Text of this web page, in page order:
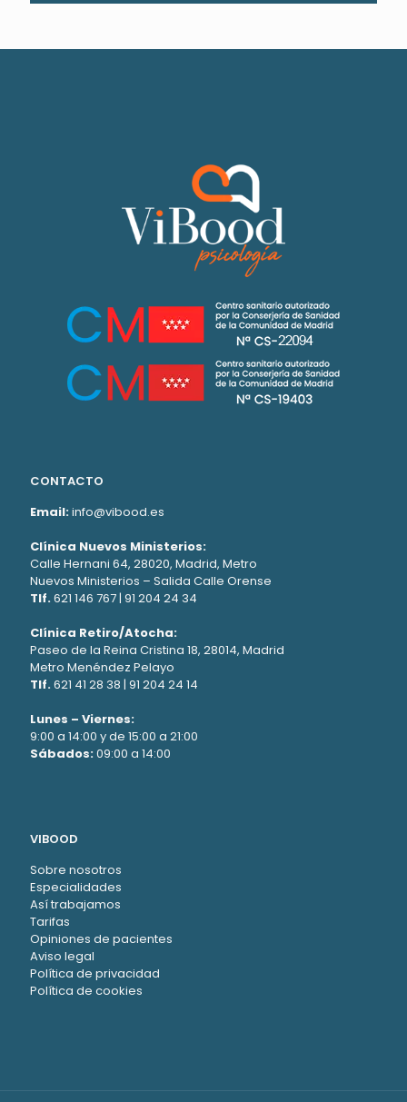
CONTACTO
Email:info@vibood.es
Clínica Nuevos Ministerios:
Calle Hernani 64, 28020, Madrid, Metro
Nuevos Ministerios – Salida Calle Orense
Tlf.621 146 767| 91 204 24 34
Clínica Retiro/Atocha:
Paseo de la Reina Cristina 18, 28014, Madrid
Metro Menéndez Pelayo
Tlf.621 41 28 38 | 91 204 24 14
Lunes – Viernes:
9:00 a 14:00 y de 15:00 a 21:00
Sábados:09:00 a 14:00
VIBOOD
Sobre nosotros
Especialidades
Así trabajamos
Tarifas
Opiniones de pacientes
Aviso legal
Política de privacidad
Política de cookies